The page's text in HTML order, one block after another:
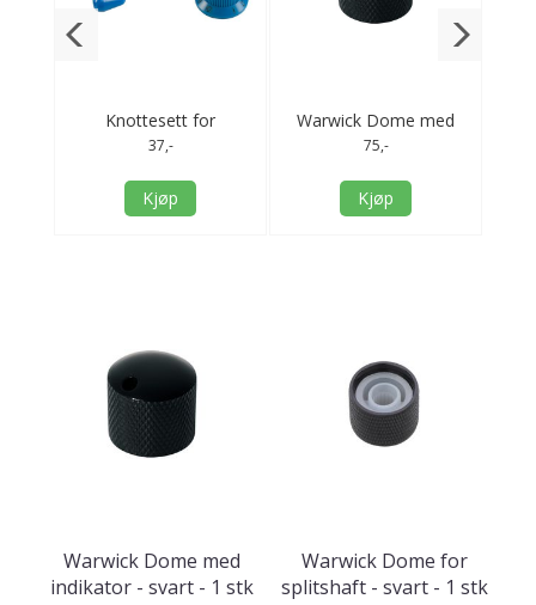
Knottesett for
Stratocaster - blue
37,-
Kjøp
Warwick Dome med
indikator - svart - 1 stk
75,-
Kjøp
Warwick Dome med
indikator - svart - 1 stk
Warwick Dome for
splitshaft - svart - 1 stk